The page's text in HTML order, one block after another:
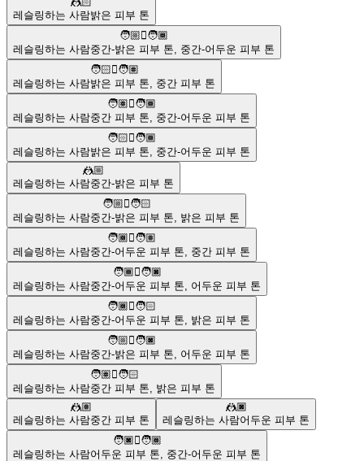
레슬링하는 사람밝은 피부 톤
🧑🏼‍🫯‍🧑🏾
레슬링하는 사람중간-밝은 피부 톤
중간-어두운 피부 톤
🧑🏻‍🫯‍🧑🏽
레슬링하는 사람밝은 피부 톤
중간 피부 톤
🧑🏽‍🫯‍🧑🏾
레슬링하는 사람중간 피부 톤
중간-어두운 피부 톤
🧑🏻‍🫯‍🧑🏾
레슬링하는 사람밝은 피부 톤
중간-어두운 피부 톤
🤼🏼
레슬링하는 사람중간-밝은 피부 톤
🧑🏼‍🫯‍🧑🏻
레슬링하는 사람중간-밝은 피부 톤
밝은 피부 톤
🧑🏾‍🫯‍🧑🏽
레슬링하는 사람중간-어두운 피부 톤
중간 피부 톤
🧑🏾‍🫯‍🧑🏿
레슬링하는 사람중간-어두운 피부 톤
어두운 피부 톤
🧑🏾‍🫯‍🧑🏻
레슬링하는 사람중간-어두운 피부 톤
밝은 피부 톤
🧑🏼‍🫯‍🧑🏿
레슬링하는 사람중간-밝은 피부 톤
어두운 피부 톤
🧑🏽‍🫯‍🧑🏻
레슬링하는 사람중간 피부 톤
밝은 피부 톤
🤼🏽
레슬링하는 사람중간 피부 톤
🤼🏿
레슬링하는 사람어두운 피부 톤
🧑🏿‍🫯‍🧑🏾
레슬링하는 사람어두운 피부 톤
중간-어두운 피부 톤